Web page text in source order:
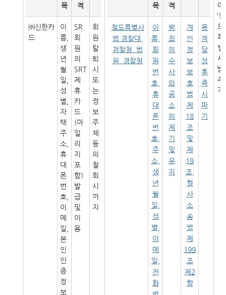
목
적
㈜신한카
드
이
름,
생
년
월
일,
성
별,
자
택
주
소,
휴
대
폰
번
호,
이
메
일,
본
인
인
증
정
보
SR
회
원
의
SRT
제
휴
카
드
(마
일
리
지
포
함)
발
급
및
이
용
회
원
탈
퇴
시
또
는
정
보
주
체
동
의
철
회
시
까
지
목
적
철도특별사
법 경찰대,
검찰청, 법
원, 경찰청
이
름,
회
원
번
호,
휴
대
폰
번
호,
주
소,
생
년
월
일,
성
별,
이
메
일,
전
화
범
죄
의
수
사
와
공
소
의
제
기
및
유
지
개
인
정
보
보
호
법
제
18
조
및
제
19
조,
형
사
소
송
법
제
199
조
제2
항
목
적
달
성
후
즉
시
파
기
에
‘철
도
특
별
사
법’
추
가